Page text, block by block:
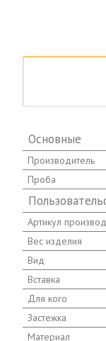
Основные
Производитель
Проба
Артикул
Вес изделия
Вид
Вставка
Для кого
Застежка
Материал